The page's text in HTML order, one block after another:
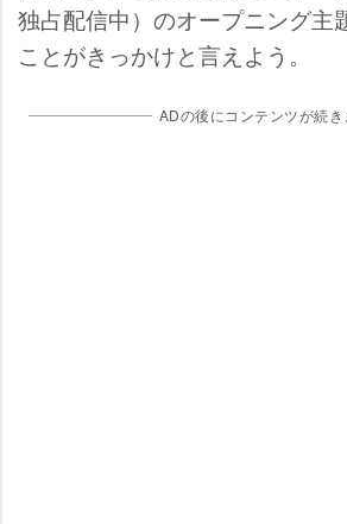
独占配信中）のオープニング主
ことがきっかけと言えよう。
ADの後にコンテンツが続き